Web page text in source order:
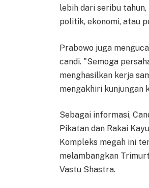
lebih dari seribu
politik, ekonomi, atau
Prabowo juga
candi. "Semoga
menghasilkan kerja
mengakhiri kunjungan
Sebagai informasi,
Pikatan dan Rakai
Kompleks megah ini
melambangkan
Vastu Shastra.